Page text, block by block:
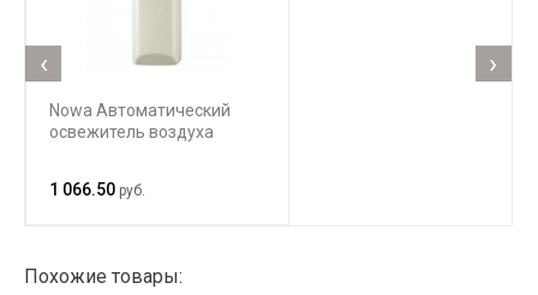
Nowa Автоматический
освежитель воздуха
1 066.50 руб.
‹ ›
Похожие товары: